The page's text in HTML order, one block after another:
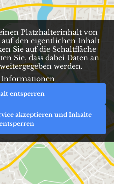
Platzhalterinhalt von
auf den eigentlichen Inhalt
Sie auf die Schaltfläche
Sie, dass dabei Daten an
werden.
entsperren
akzeptieren und Inhalte
entsperren